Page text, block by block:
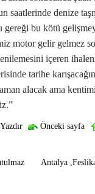
saatlerinde denize
bu kötü
motor gelir gelmez
içeren
tarihe
alacak ama
Önceki sayfa
Antalya